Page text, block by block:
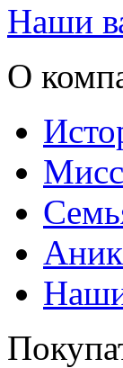
Наши
О